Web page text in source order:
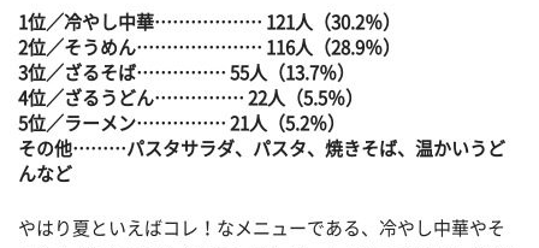
1位／冷やし中華……………… 121人（30.2％）
2位／そうめん………………… 116人（28.9％）
3位／ざるそば…………… 55人（13.7％）
4位／ざるうどん…………… 22人（5.5％）
5位／ラーメン…………… 21人（5.2％）
その他………パスタサラダ、パスタ、焼きそば、温かいうど
んなど
やはり夏といえばコレ！なメニューである、冷やし中華やそ